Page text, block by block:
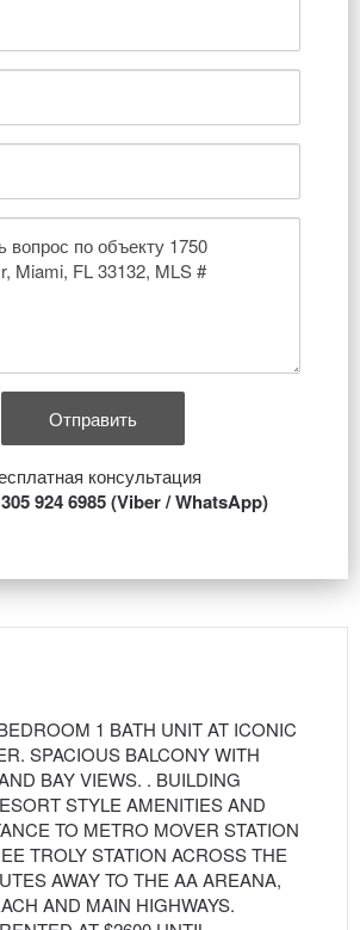
консультация
924 6985 (Viber / WhatsApp)
1 BATH UNIT AT ICONIC
SPACIOUS BALCONY WITH
BAY VIEWS. . BUILDING
STYLE AMENITIES AND
TO METRO MOVER STATION
TROLY STATION ACROSS THE
AWAY TO THE AA AREANA,
AND MAIN HIGHWAYS.